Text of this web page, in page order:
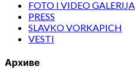
FOTO I VIDEO GALERIJA
PRESS
SLAVKO VORKAPICH
VESTI
Архиве